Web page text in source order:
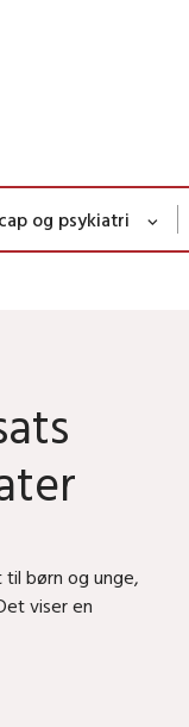
og psykiatri
børn og unge,
viser en